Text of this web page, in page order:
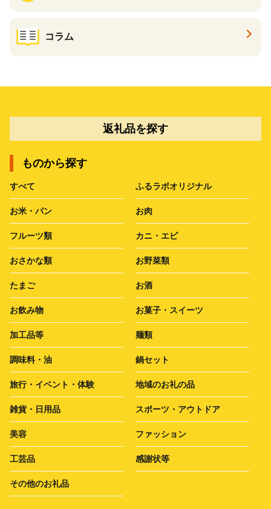
コラム
返礼品を探す
ものから探す
すべて ふるラボオリジナル
お米・パン お肉
フルーツ類 カニ・エビ
おさかな類 お野菜類
たまご お酒
お飲み物 お菓子・スイーツ
加工品等 麺類
調味料・油 鍋セット
旅行・イベント・体験 地域のお礼の品
雑貨・日用品 スポーツ・アウトドア
美容 ファッション
工芸品 感謝状等
その他のお礼品